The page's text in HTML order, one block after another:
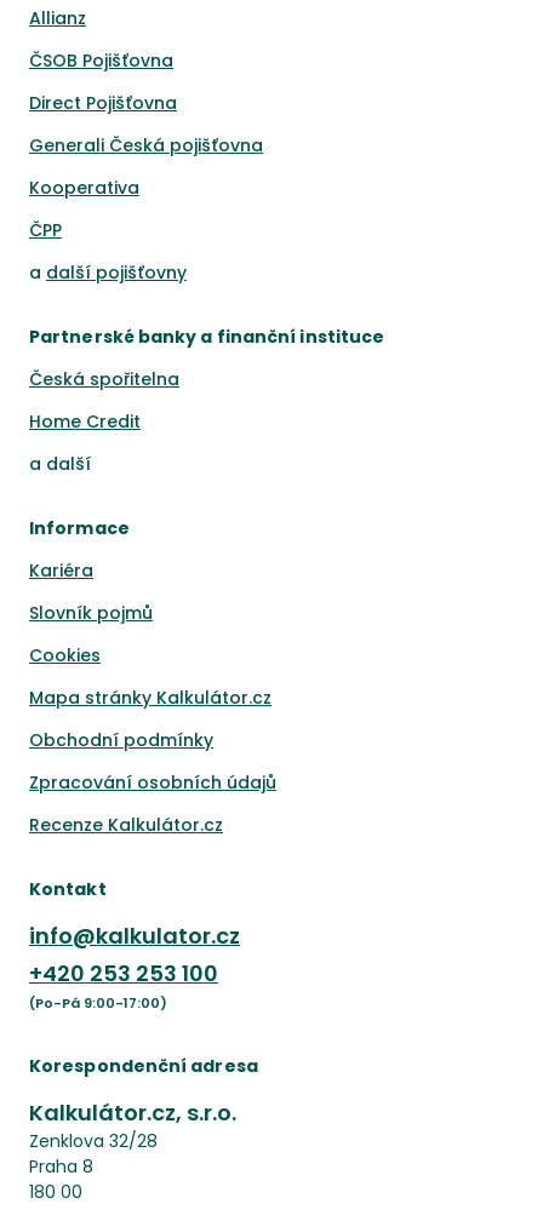
Allianz
ČSOB Pojišťovna
Direct Pojišťovna
Generali Česká pojišťovna
Kooperativa
ČPP
a další pojišťovny
Partnerské banky a finanční instituce
Česká spořitelna
Home Credit
a další
Informace
Kariéra
Slovník pojmů
Cookies
Mapa stránky Kalkulátor.cz
Obchodní podmínky
Zpracování osobních údajů
Recenze Kalkulátor.cz
Kontakt
info@kalkulator.cz
+420 253 253 100
(Po-Pá 9:00-17:00)
Korespondenční adresa
Kalkulátor.cz, s.r.o.
Zenklova 32/28
Praha 8
180 00